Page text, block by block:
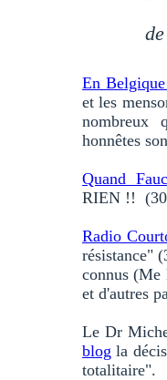
En
et les
nombreux
honnêtes
Quand
RIEN !! (30
Radio
résistance"
connus
et d'autres
Le Dr
blog la
totalitaire".